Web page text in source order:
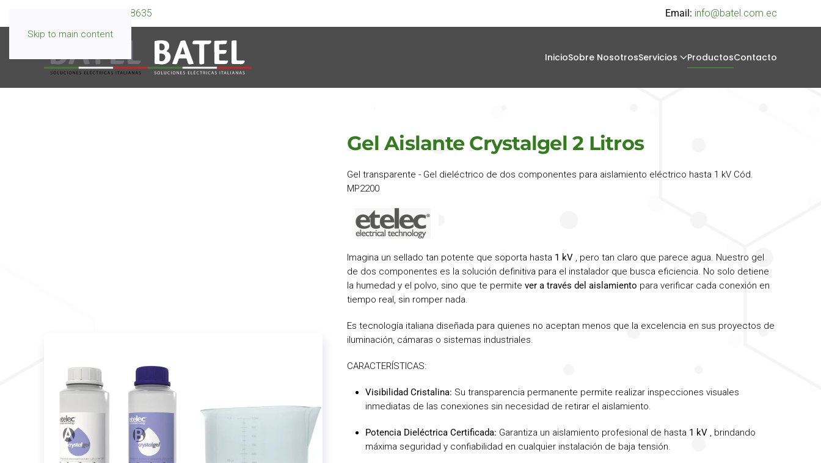
Skip to main content
099 595 8635 Email: info@batel.com.ec
InicioSobre NosotrosServicios ProductosContacto
Gel Aislante Crystalgel 2 Litros
Gel transparente - Gel dieléctrico de dos componentes para aislamiento eléctrico hasta 1 kV Cód.
MP2200
Imagina un sellado tan potente que soporta hasta 1 kV , pero tan claro que parece agua. Nuestro gel
de dos componentes es la solución definitiva para el instalador que busca eficiencia. No solo detiene
la humedad y el polvo, sino que te permite ver a través del aislamiento para verificar cada conexión en
tiempo real, sin romper nada.
Es tecnología italiana diseñada para quienes no aceptan menos que la excelencia en sus proyectos de
iluminación, cámaras o sistemas industriales.
CARACTERÍSTICAS:
Visibilidad Cristalina: Su transparencia permanente permite realizar inspecciones visuales
inmediatas de las conexiones sin necesidad de retirar el aislamiento.
Potencia Dieléctrica Certificada: Garantiza un aislamiento profesional de hasta 1 kV , brindando
máxima seguridad y confiabilidad en cualquier instalación de baja tensión.